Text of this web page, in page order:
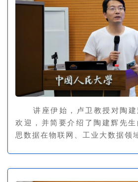
讲座伊始，卢卫教授对陶
欢迎，并简要介绍了陶建辉先
思数据在物联网、工业大数据领